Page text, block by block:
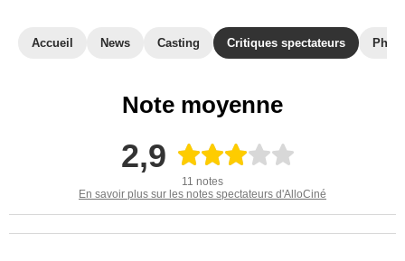
Accueil News Casting Critiques spectateurs
Note moyenne
2,9
11 notes
En savoir plus sur les notes spectateurs d'AlloCiné